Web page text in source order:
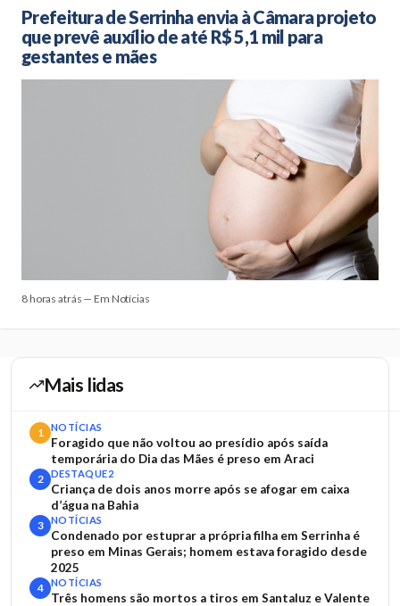
Prefeitura de Serrinha envia à Câmara projeto
que prevê auxílio de até R$ 5,1 mil para
gestantes e mães
8 horas atrás — Em Notícias
Mais lidas
1 NOTÍCIAS
Foragido que não voltou ao presídio após saída
temporária do Dia das Mães é preso em Araci
2 DESTAQUE2
Criança de dois anos morre após se afogar em caixa
d’água na Bahia
3 NOTÍCIAS
Condenado por estuprar a própria filha em Serrinha é
preso em Minas Gerais; homem estava foragido desde
2025
4 NOTÍCIAS
Três homens são mortos a tiros em Santaluz e Valente